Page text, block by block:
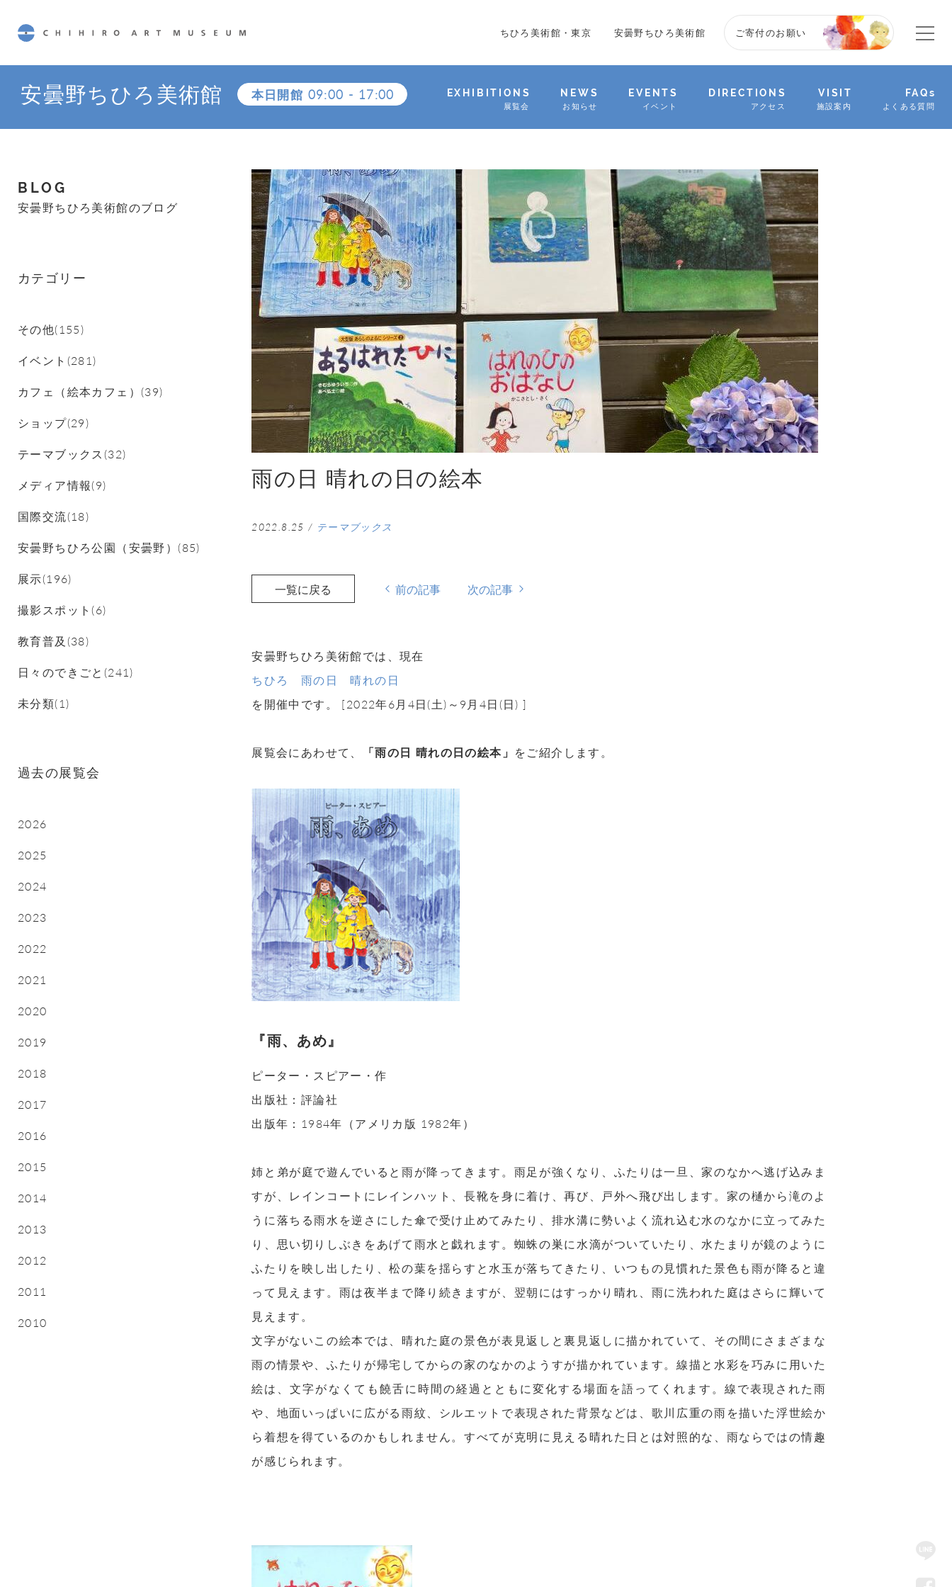
ちひろ美術館・東京 安曇野ちひろ美術館 ご寄付のお願い
安曇野ちひろ美術館 本日開館 09:00 - 17:00 EXHIBITIONS
展覧会
NEWS
お知らせ
EVENTS
イベント
DIRECTIONS
アクセス
VISIT
施設案内
FAQs
よくある質問
雨の日 晴れの日の絵本
2022.8.25 / テーマブックス
一覧に戻る 前の記事 次の記事
安曇野ちひろ美術館では、現在
ちひろ 雨の日 晴れの日
を開催中です。 [2022年6月4日(土)～9月4日(日) ]
展覧会にあわせて、 「雨の日 晴れの日の絵本 」 をご紹介します。
『雨、あめ』
ピーター・スピアー・作
出版社：評論社
出版年：1984年（アメリカ版 1982年）
姉と弟が庭で遊んでいると雨が降ってきます。雨足が強くなり、ふたりは一旦、家のなかへ逃げ込みま
すが、レインコートにレインハット、長靴を身に着け、再び、戸外へ飛び出します。家の樋から滝のよ
うに落ちる雨水を逆さにした傘で受け止めてみたり、排水溝に勢いよく流れ込む水のなかに立ってみた
り、思い切りしぶきをあげて雨水と戯れます。蜘蛛の巣に水滴がついていたり、水たまりが鏡のように
ふたりを映し出したり、松の葉を揺らすと水玉が落ちてきたり、いつもの見慣れた景色も雨が降ると違
って見えます。雨は夜半まで降り続きますが、翌朝にはすっかり晴れ、雨に洗われた庭はさらに輝いて
見えます。
文字がないこの絵本では、晴れた庭の景色が表見返しと裏見返しに描かれていて、その間にさまざまな
雨の情景や、ふたりが帰宅してからの家のなかのようすが描かれています。線描と水彩を巧みに用いた
絵は、文字がなくても饒舌に時間の経過とともに変化する場面を語ってくれます。線で表現された雨
や、地面いっぱいに広がる雨紋、シルエットで表現された背景などは、歌川広重の雨を描いた浮世絵か
ら着想を得ているのかもしれません。すべてが克明に見える晴れた日とは対照的な、雨ならではの情趣
が感じられます。
BLOG
安曇野ちひろ美術館のブログ
カテゴリー
その他(155)
イベント(281)
カフェ（絵本カフェ）(39)
ショップ(29)
テーマブックス(32)
メディア情報(9)
国際交流(18)
安曇野ちひろ公園（安曇野）(85)
展示(196)
撮影スポット(6)
教育普及(38)
日々のできごと(241)
未分類(1)
過去の展覧会
2026
2025
2024
2023
2022
2021
2020
2019
2018
2017
2016
2015
2014
2013
2012
2011
2010